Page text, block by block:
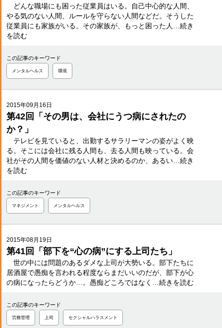
どんな職場にも困った従業員はいる。自己中心的な人間、
やる気のない人間、ルールを守らない人間などだ。そうした
従業員にも家族がいる。その家族が、もっと困った人…続き
を読む
この記事のキーワード
メンタルヘルス 環境
2015年09月16日
第42回「その男は、会社にうつ病にされたの
か？」
テレビを見ていると、出勤するサラリーマンの姿がよく映
る。そこには会社に残る人間も、去る人間も映っている。会
社がその人間を価値のない人材と決めるのか、あるい…続き
を読む
この記事のキーワード
マネジメント メンタルヘルス
2015年08月19日
第41回「部下を“心の病”にする上司たち」
世の中には問題のあるダメな上司が大勢いる。部下たちに
居酒屋で愚痴を言われる程度ならまだいいのだが、部下が心
の病になったらどうか…。愚痴どころではなく…続きを読む
この記事のキーワード
労務管理 上司 セクシャルハラスメント